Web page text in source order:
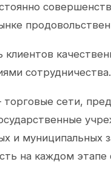
сотрудничества.
сети,
и муниципальных
на каждом этапе